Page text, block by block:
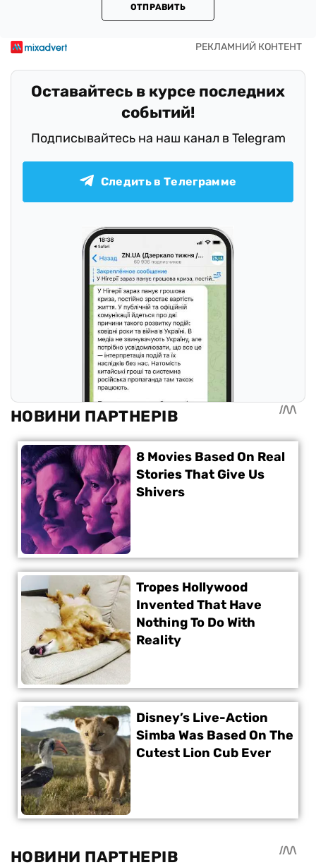
ОТПРАВИТЬ
Оставайтесь в курсе последних
событий!
Подписывайтесь на наш канал в Telegram
Следить в Телеграмме